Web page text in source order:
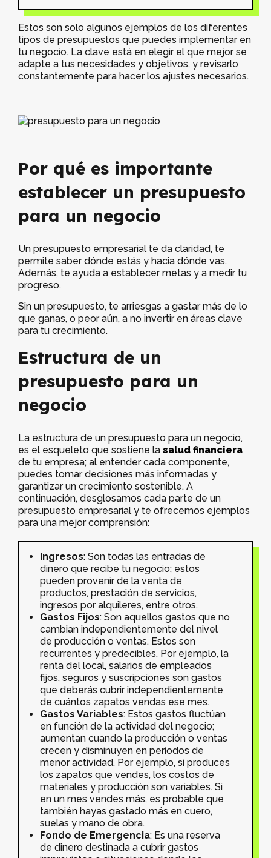
Estos son solo algunos ejemplos de los diferentes
tipos de presupuestos que puedes implementar en
tu negocio. La clave está en elegir el que mejor se
adapte a tus necesidades y objetivos, y revisarlo
constantemente para hacer los ajustes necesarios.
Por qué es importante
establecer un presupuesto
para un negocio
Un presupuesto empresarial te da claridad, te
permite saber dónde estás y hacia dónde vas.
Además, te ayuda a establecer metas y a medir tu
progreso.
Sin un presupuesto, te arriesgas a gastar más de lo
que ganas, o peor aún, a no invertir en áreas clave
para tu crecimiento.
Estructura de un
presupuesto para un
negocio
La estructura de un presupuesto para un negocio,
es el esqueleto que sostiene la salud financiera
de tu empresa; al entender cada componente,
puedes tomar decisiones más informadas y
garantizar un crecimiento sostenible. A
continuación, desglosamos cada parte de un
presupuesto empresarial y te ofrecemos ejemplos
para una mejor comprensión:
Ingresos: Son todas las entradas de
dinero que recibe tu negocio; estos
pueden provenir de la venta de
productos, prestación de servicios,
ingresos por alquileres, entre otros.
Gastos Fijos: Son aquellos gastos que no
cambian independientemente del nivel
de producción o ventas. Estos son
recurrentes y predecibles. Por ejemplo, la
renta del local, salarios de empleados
fijos, seguros y suscripciones son gastos
que deberás cubrir independientemente
de cuántos zapatos vendas ese mes.
Gastos Variables: Estos gastos fluctúan
en función de la actividad del negocio;
aumentan cuando la producción o ventas
crecen y disminuyen en períodos de
menor actividad. Por ejemplo, si produces
los zapatos que vendes, los costos de
materiales y producción son variables. Si
en un mes vendes más, es probable que
también hayas gastado más en cuero,
suelas y mano de obra.
Fondo de Emergencia: Es una reserva
de dinero destinada a cubrir gastos